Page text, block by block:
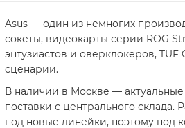
Asus — один из немногих
сокеты, видеокарты серии ROG
энтузиастов и оверклокеров,
сценарии.
В наличии в Москве —
поставки с центрального склада.
под новые линейки, поэтому под